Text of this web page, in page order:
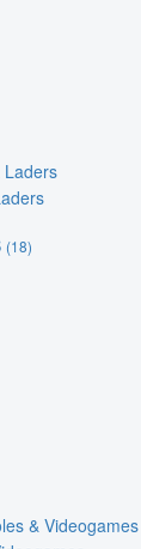
Laders
(18)
& Videogames